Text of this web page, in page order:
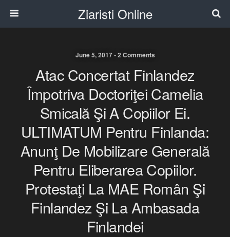
Ziaristi Online
June 5, 2017 • 2 Comments
Atac Concertat Finlandez
Împotriva Doctoriţei Camelia
Smicală Şi A Copiilor Ei.
ULTIMATUM Pentru Finlanda:
Anunţ De Mobilizare Generală
Pentru Eliberarea Copiilor.
Protestaţi La MAE Român Şi
Finlandez Şi La Ambasada
Finlandei